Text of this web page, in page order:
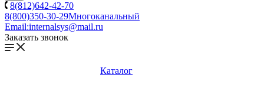
8(812)642-42-70
8(800)350-30-29Многоканальный
Email:internalsys@mail.ru
Заказать звонок
Каталог